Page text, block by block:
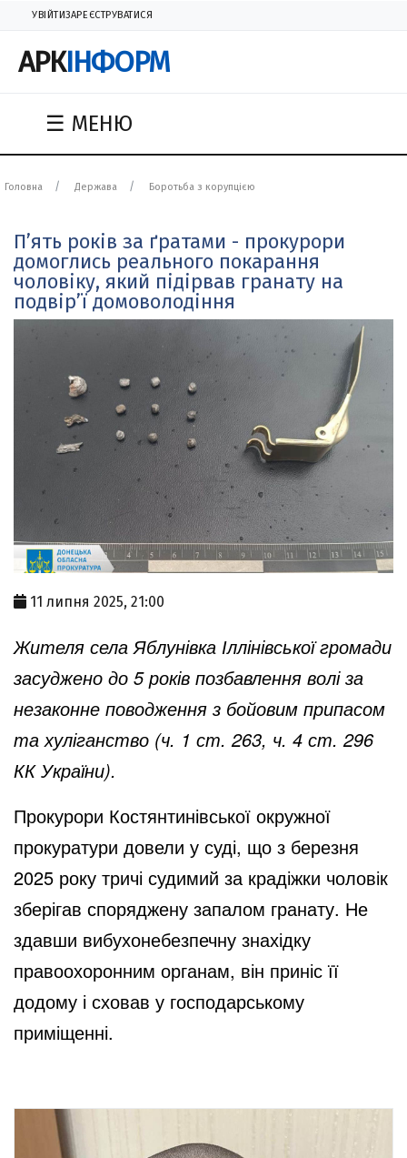
УВІЙТИЗАРЕЄСТРУВАТИСЯ
АРКІНФОРМ
☰ МЕНЮ
Головна Держава Боротьба з корупцією
П’ять років за ґратами - прокурори
домоглись реального покарання
чоловіку, який підірвав гранату на
подвір’ї домоволодіння
11 липня 2025, 21:00
Жителя села Яблунівка Іллінівської громади
засуджено до 5 років позбавлення волі за
незаконне поводження з бойовим припасом
та хуліганство (ч. 1 ст. 263, ч. 4 ст. 296
КК України).
Прокурори Костянтинівської окружної
прокуратури довели у суді, що з березня
2025 року тричі судимий за крадіжки чоловік
зберігав споряджену запалом гранату. Не
здавши вибухонебезпечну знахідку
правоохоронним органам, він приніс її
додому і сховав у господарському
приміщенні.